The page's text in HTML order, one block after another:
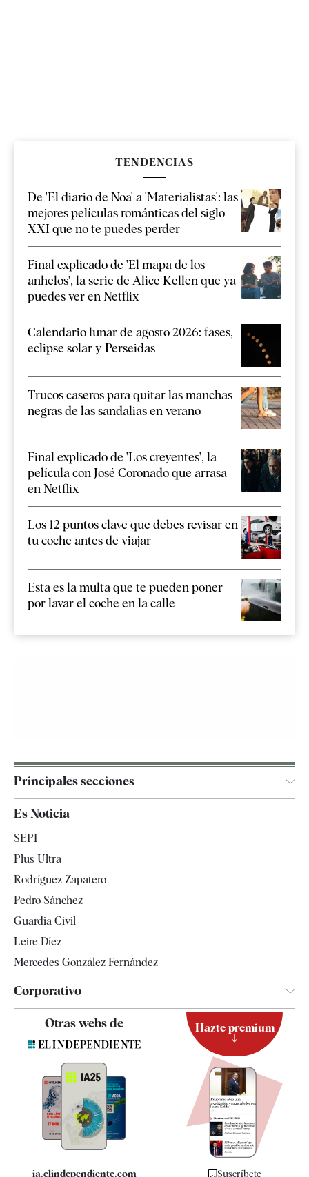
TENDENCIAS
De 'El diario de Noa' a 'Materialistas': las
mejores películas románticas del siglo
XXI que no te puedes perder
Final explicado de 'El mapa de los
anhelos', la serie de Alice Kellen que ya
puedes ver en Netflix
Calendario lunar de agosto 2026: fases,
eclipse solar y Perseidas
Trucos caseros para quitar las manchas
negras de las sandalias en verano
Final explicado de 'Los creyentes', la
película con José Coronado que arrasa
en Netflix
Los 12 puntos clave que debes revisar en
tu coche antes de viajar
Esta es la multa que te pueden poner
por lavar el coche en la calle
Principales secciones
España
Televisión
Es Noticia
SEPI
Plus Ultra
Rodríguez Zapatero
Pedro Sánchez
Guardia Civil
Leire Díez
Mercedes González Fernández
Corporativo
Contacto
Quiénes somos
Especificaciones
Otras webs de
ia.elindependiente.com
Hazte premium
Suscríbete